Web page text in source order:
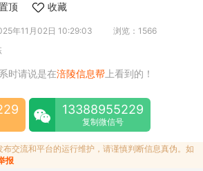
顶 收藏
年11月02日 10:29:03 浏览：1566
时请说是在涪陵信息帮 上看到的！
13388955229
复制微信号
交流和平台的运行维护，请谨慎判断信息真伪。如
报